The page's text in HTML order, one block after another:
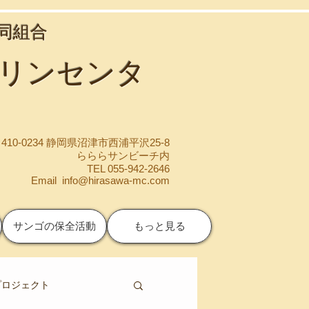
組合
ンセンタ
0234 静岡県沼津市西浦平沢25-8
らららサンビーチ内
TEL 055-942-2646
Email info@hirasawa-mc.com
サンゴの保全活動 もっと見る
ジェクト